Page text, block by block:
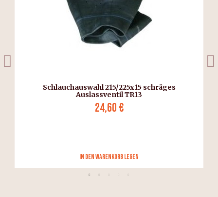
Schlauchauswahl 215/225x15 schräges
Auslassventil TR13
24,60 €
in den Warenkorb legen